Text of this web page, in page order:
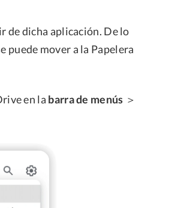
de dicha aplicación. De lo
puede mover a la Papelera
en la barra de menús ＞